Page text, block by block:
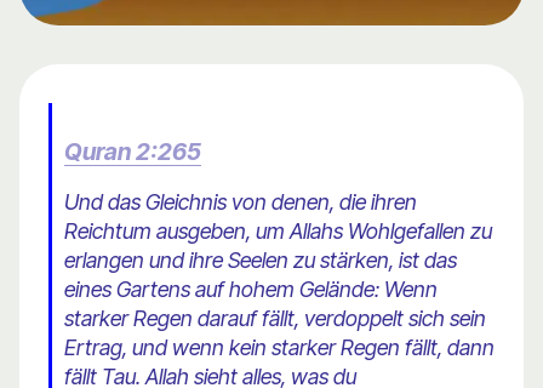
Quran 2:265
Und das Gleichnis von denen, die ihren
Reichtum ausgeben, um Allahs Wohlgefallen zu
erlangen und ihre Seelen zu stärken, ist das
eines Gartens auf hohem Gelände: Wenn
starker Regen darauf fällt, verdoppelt sich sein
Ertrag, und wenn kein starker Regen fällt, dann
fällt Tau. Allah sieht alles, was du